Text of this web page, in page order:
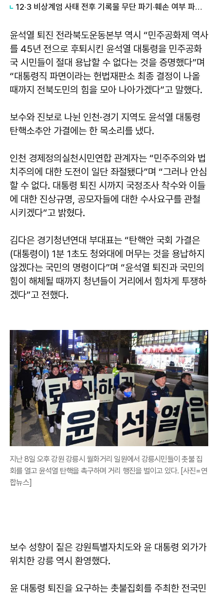
12·3 비상계엄 사태 전후 기록물 무단 파기·훼손 여부 파악 돌입
윤석열 퇴진 전라북도운동본부 역시 “민주공화제 역사
를 45년 전으로 후퇴시킨 윤석열 대통령을 민주공화
국 시민들이 절대 용납할 수 없다는 것을 증명했다”며
“대통령직 파면이라는 헌법재판소 최종 결정이 나올
때까지 전북도민의 힘을 모아 나아가겠다”고 말했다.
보수와 진보로 나뉜 인천·경기 지역도 윤석열 대통령
탄핵소추안 가결에는 한 목소리를 냈다.
인천 경제정의실천시민연합 관계자는 “민주주의와 법
치주의에 대한 도전이 일단 좌절됐다”며 “그러나 안심
할 수 없다. 대통령 퇴진 시까지 국정조사 착수와 이들
에 대한 진상규명, 공모자들에 대한 수사요구를 관철
시키겠다”고 밝혔다.
김다은 경기청년연대 부대표는 “탄핵안 국회 가결은
(대통령이) 1분 1초도 청와대에 머무는 것을 용납하지
않겠다는 국민의 명령이다”며 “윤석열 퇴진과 국민의
힘이 해체될 때까지 청년들이 거리에서 힘차게 투쟁하
겠다”고 전했다.
지난 8일 오후 강원 강릉시 월화거리 일원에서 강릉시민들이 촛불 집
회를 열고 윤석열 탄핵을 촉구하며 거리 행진을 벌이고 있다. [사진=연
합뉴스]
보수 성향이 짙은 강원특별자치도와 윤 대통령 외가가
위치한 강릉 역시 환영했다.
윤 대통령 퇴진을 요구하는 촛불집회를 주최한 전국민